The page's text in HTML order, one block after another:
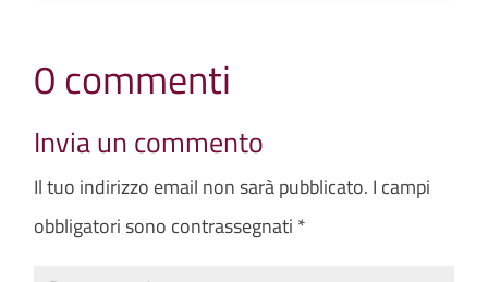
0 commenti
Invia un commento
Il tuo indirizzo email non sarà pubblicato. I campi
obbligatori sono contrassegnati *